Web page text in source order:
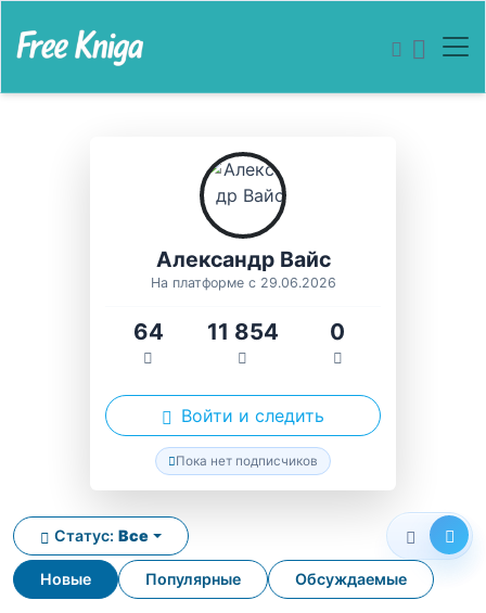
Александр Вайс
На платформе с 29.06.2026
64 11 854 0
Войти и следить
Пока нет подписчиков
Новые Популярные Обсуждаемые
Статус: Все